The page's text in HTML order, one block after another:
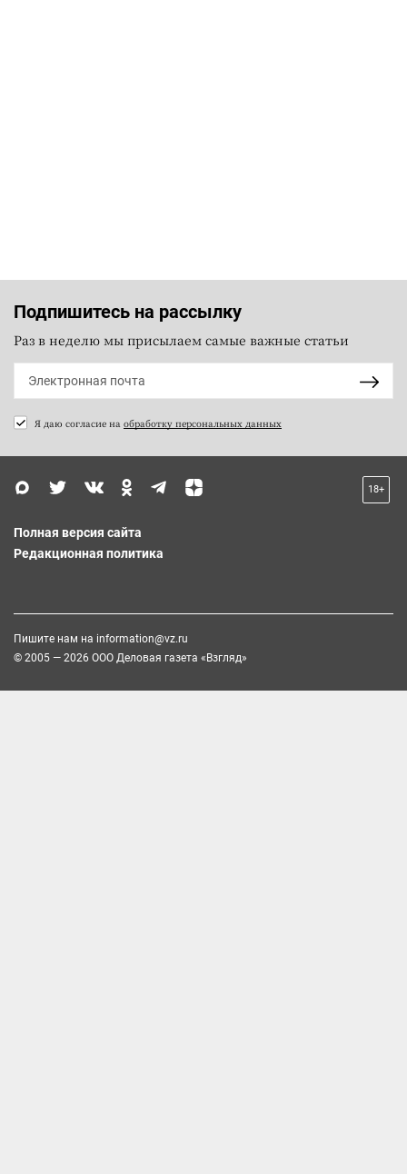
Подпишитесь на рассылку
Раз в неделю мы присылаем самые важные статьи
Я даю согласие на обработку персональных данных
18+
Полная версия сайта
Редакционная политика
Пишите нам на information@vz.ru
© 2005 — 2026 ООО Деловая газета «Взгляд»